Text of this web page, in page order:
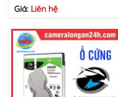
Giá: Liên hệ